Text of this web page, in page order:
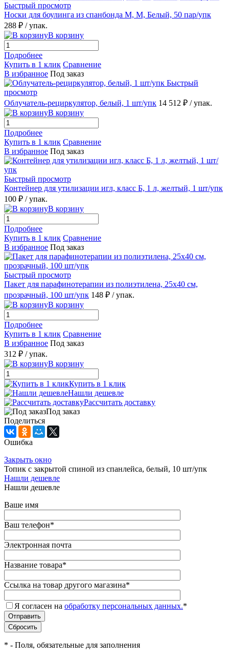
Быстрый просмотр
Носки для боулинга из спанбонда M, M, Белый, 50 пар/упк
288 ₽ / упак.
В корзину
Подробнее
Купить в 1 клик Сравнение
В избранное Под заказ
Быстрый
просмотр
Облучатель-рециркулятор, белый, 1 шт/упк 14 512 ₽ / упак.
В корзину
Подробнее
Купить в 1 клик Сравнение
В избранное Под заказ
Быстрый просмотр
Контейнер для утилизации игл, класс Б, 1 л, желтый, 1 шт/упк
100 ₽ / упак.
В корзину
Подробнее
Купить в 1 клик Сравнение
В избранное Под заказ
Быстрый просмотр
Пакет для парафинотерапии из полиэтилена, 25х40 см,
прозрачный, 100 шт/упк 148 ₽ / упак.
В корзину
Подробнее
Купить в 1 клик Сравнение
В избранное Под заказ
312 ₽ / упак.
В корзину
Купить в 1 клик
Нашли дешевле
Рассчитать доставку
Под заказ
Поделиться
Ошибка
Закрыть окно
Топик с закрытой спиной из спанлейса, белый, 10 шт/упк
Нашли дешевле
Нашли дешевле
Ваше имя
Ваш телефон*
Электронная почта
Название товара*
Ссылка на товар другого магазина*
Я согласен на обработку персональных данных.*
* - Поля, обязательные для заполнения